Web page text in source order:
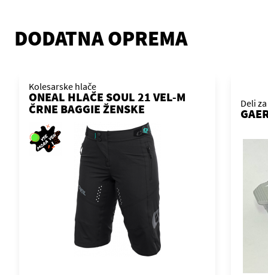
DODATNA OPREMA
Kolesarske hlače
ONEAL HLAČE SOUL 21 VEL-M
ČRNE BAGGIE ŽENSKE
Deli